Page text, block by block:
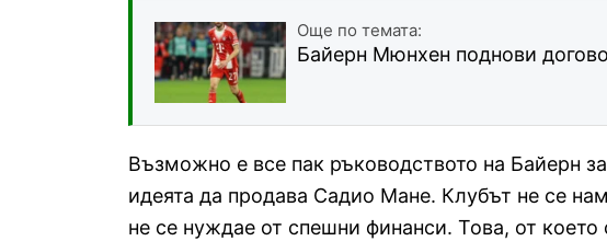
Още по темата:
Байерн Мюнхен поднови
Възможно е все пак ръководството на Байерн
идеята да продава Садио Мане. Клубът не се
не се нуждае от спешни финанси. Това, от